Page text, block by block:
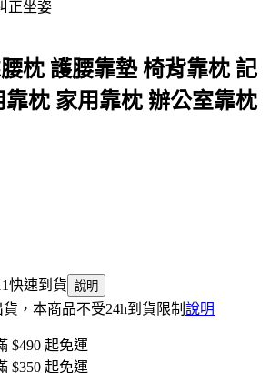
正坐姿
枕 護腰靠墊 椅背靠枕 記
枕 家用靠枕 辦公室靠枕
快速到貨 說明
貨，本商品不受24h到貨限制 說明
$490 起免運
$350 起免運